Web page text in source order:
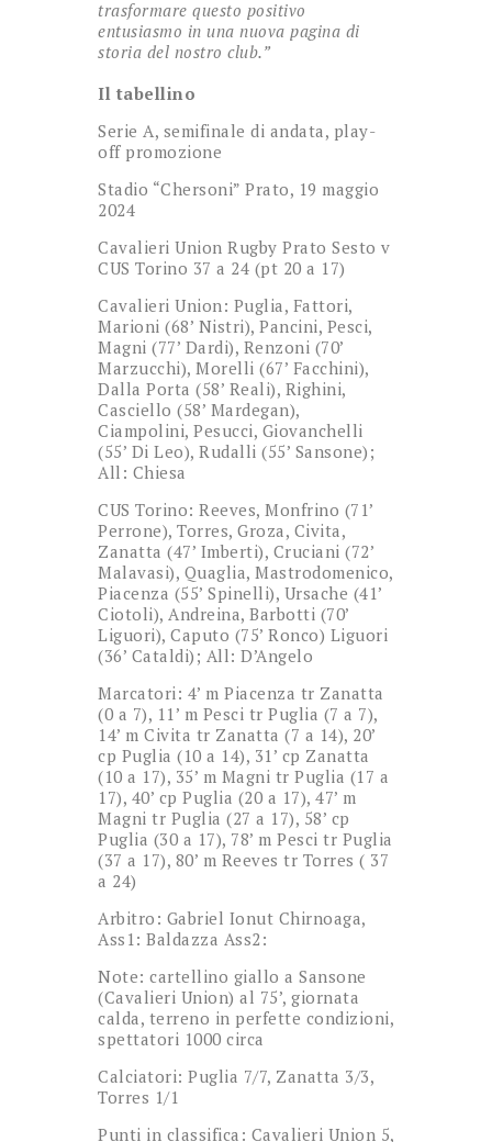
trasformare questo positivo
entusiasmo in una nuova pagina di
storia del nostro club.”
Il tabellino
Serie A, semifinale di andata, play-
off promozione
Stadio “Chersoni” Prato, 19 maggio
2024
Cavalieri Union Rugby Prato Sesto v
CUS Torino 37 a 24 (pt 20 a 17)
Cavalieri Union: Puglia, Fattori,
Marioni (68’ Nistri), Pancini, Pesci,
Magni (77’ Dardi), Renzoni (70’
Marzucchi), Morelli (67’ Facchini),
Dalla Porta (58’ Reali), Righini,
Casciello (58’ Mardegan),
Ciampolini, Pesucci, Giovanchelli
(55’ Di Leo), Rudalli (55’ Sansone);
All: Chiesa
CUS Torino: Reeves, Monfrino (71’
Perrone), Torres, Groza, Civita,
Zanatta (47’ Imberti), Cruciani (72’
Malavasi), Quaglia, Mastrodomenico,
Piacenza (55’ Spinelli), Ursache (41’
Ciotoli), Andreina, Barbotti (70’
Liguori), Caputo (75’ Ronco) Liguori
(36’ Cataldi); All: D’Angelo
Marcatori: 4’ m Piacenza tr Zanatta
(0 a 7), 11’ m Pesci tr Puglia (7 a 7),
14’ m Civita tr Zanatta (7 a 14), 20’
cp Puglia (10 a 14), 31’ cp Zanatta
(10 a 17), 35’ m Magni tr Puglia (17 a
17), 40’ cp Puglia (20 a 17), 47’ m
Magni tr Puglia (27 a 17), 58’ cp
Puglia (30 a 17), 78’ m Pesci tr Puglia
(37 a 17), 80’ m Reeves tr Torres ( 37
a 24)
Arbitro: Gabriel Ionut Chirnoaga,
Ass1: Baldazza Ass2:
Note: cartellino giallo a Sansone
(Cavalieri Union) al 75’, giornata
calda, terreno in perfette condizioni,
spettatori 1000 circa
Calciatori: Puglia 7/7, Zanatta 3/3,
Torres 1/1
Punti in classifica: Cavalieri Union 5,